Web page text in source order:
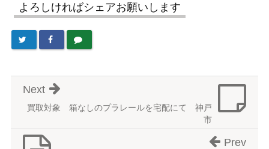
よろしければシェアお願いします
買取対象 箱なしのプラレールを宅配にて 神戸
市
Next
Prev